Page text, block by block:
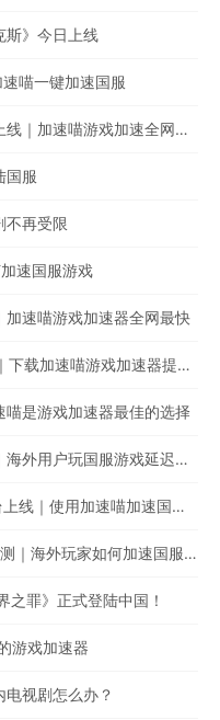
斯》今日上线
喵一键加速国服
逻辑推理休闲游戏《遗落迷途》已上线｜加速喵游戏加速全网最快
国服
不再受限
速国服游戏
速喵游戏加速器全网最快
《崩坏：星穹铁道》 4月26日公测｜下载加速喵游戏加速器提升游戏体验
喵是游戏加速器最佳的选择
RPG手游《塞勒特大陆》全网上线｜海外用户玩国服游戏延迟高卡顿怎么办？
《合金弹头：觉醒》4月18日全平台上线｜使用加速喵加速国服游戏提升游戏体验
《天龙八部2：飞龙战天》全平台公测｜海外玩家如何加速国服游戏？
之罪》正式登陆中国！
游戏加速器
视剧怎么办？